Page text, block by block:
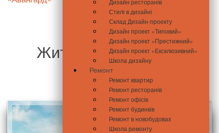
Дизайн ресторанів
Стилі в дизайні
Склад Дизайн-проекту
Дизайн проект «Типовий»
Дизайн проект «Престижний»
Дизайн проект «Ексклюзивний»
Школа дизайну
Ремонт
Ремонт квартир
Ремонт ресторанів
Ремонт офісів
Ремонт будинків
Ремонт в новобудовах
Школа ремонту
Житловий комплекс
«Авангард»